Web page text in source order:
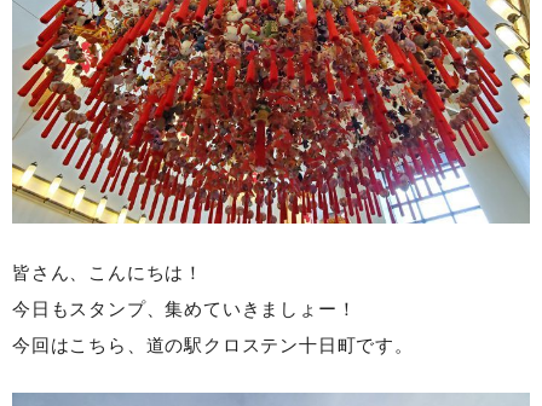
皆さん、こんにちは！
今日もスタンプ、集めていきましょー！
今回はこちら、道の駅クロステン十日町です。